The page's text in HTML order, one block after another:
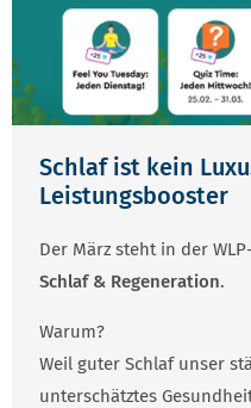
Schlaf ist kein
Leistungsbooster
Der März steht in der
Schlaf & Regeneration.
Warum?
Weil guter Schlaf unser
unterschätztes